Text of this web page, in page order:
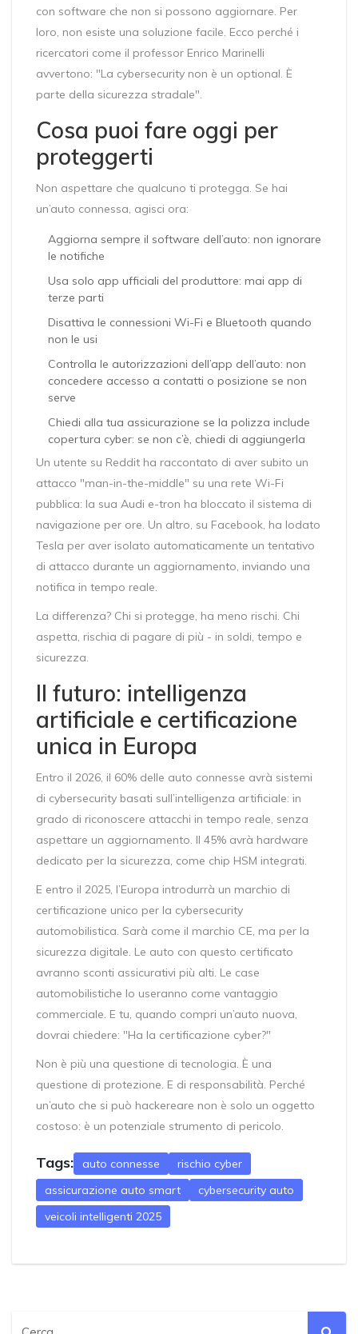
con software che non si possono aggiornare. Per
loro, non esiste una soluzione facile. Ecco perché i
ricercatori come il professor Enrico Marinelli
avvertono: "La cybersecurity non è un optional. È
parte della sicurezza stradale".
Cosa puoi fare oggi per
proteggerti
Non aspettare che qualcuno ti protegga. Se hai
un’auto connessa, agisci ora:
Aggiorna sempre il software dell’auto: non ignorare
le notifiche
Usa solo app ufficiali del produttore: mai app di
terze parti
Disattiva le connessioni Wi-Fi e Bluetooth quando
non le usi
Controlla le autorizzazioni dell’app dell’auto: non
concedere accesso a contatti o posizione se non
serve
Chiedi alla tua assicurazione se la polizza include
copertura cyber: se non c’è, chiedi di aggiungerla
Un utente su Reddit ha raccontato di aver subito un
attacco "man-in-the-middle" su una rete Wi-Fi
pubblica: la sua Audi e-tron ha bloccato il sistema di
navigazione per ore. Un altro, su Facebook, ha lodato
Tesla per aver isolato automaticamente un tentativo
di attacco durante un aggiornamento, inviando una
notifica in tempo reale.
La differenza? Chi si protegge, ha meno rischi. Chi
aspetta, rischia di pagare di più - in soldi, tempo e
sicurezza.
Il futuro: intelligenza
artificiale e certificazione
unica in Europa
Entro il 2026, il 60% delle auto connesse avrà sistemi
di cybersecurity basati sull’intelligenza artificiale: in
grado di riconoscere attacchi in tempo reale, senza
aspettare un aggiornamento. Il 45% avrà hardware
dedicato per la sicurezza, come chip HSM integrati.
E entro il 2025, l’Europa introdurrà un marchio di
certificazione unico per la cybersecurity
automobilistica. Sarà come il marchio CE, ma per la
sicurezza digitale. Le auto con questo certificato
avranno sconti assicurativi più alti. Le case
automobilistiche lo useranno come vantaggio
commerciale. E tu, quando compri un’auto nuova,
dovrai chiedere: "Ha la certificazione cyber?"
Non è più una questione di tecnologia. È una
questione di protezione. E di responsabilità. Perché
un’auto che si può hackereare non è solo un oggetto
costoso: è un potenziale strumento di pericolo.
Tags: auto connesse
rischio cyber
assicurazione auto smart
cybersecurity auto
veicoli intelligenti 2025